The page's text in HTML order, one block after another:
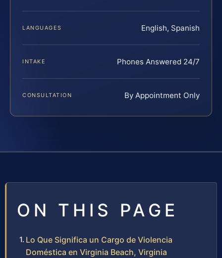
LANGUAGES English, Spanish
INTAKE Phones Answered 24/7
CONSULTATION By Appointment Only
ON THIS PAGE
Lo Que Significa un Cargo de Violencia
Doméstica en Virginia Beach, Virginia